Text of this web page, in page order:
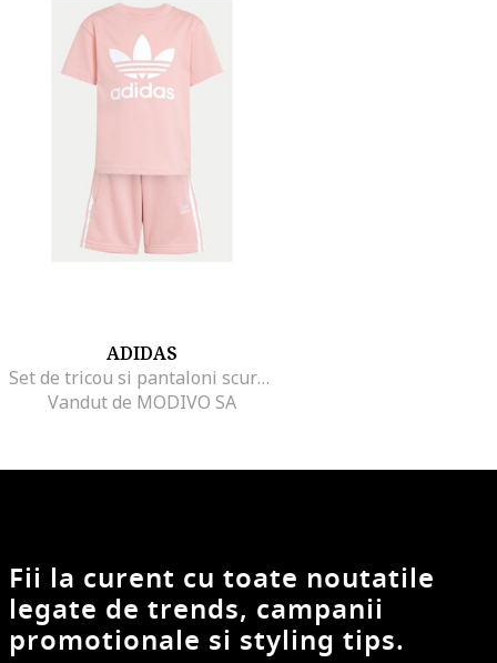
ADIDAS
Set de tricou si pantaloni scurti cu snur in talie
Vandut de MODIVO SA
Fii la curent cu toate noutatile
legate de trends, campanii
promotionale si styling tips.